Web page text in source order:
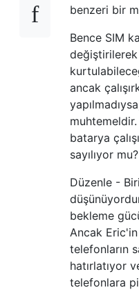
benzeri bir
Bence SIM
değiştirilerek
ancak
batarya
sayılıyor mu?
Düzenle -
bekleme
Ancak
telefonların
hatırlatıyor
telefonlara